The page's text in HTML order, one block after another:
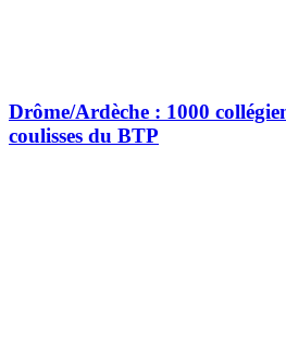
Drôme/Ardèche : 1000
coulisses du BTP